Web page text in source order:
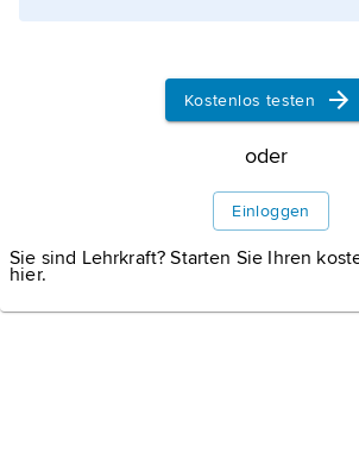
gefiederten
Meeressegler
Kostenlos testen
oder
Einloggen
Sie sind Lehrkraft? Starten Sie Ihren
hier.